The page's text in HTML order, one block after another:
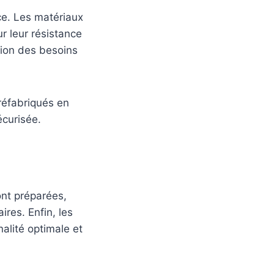
Les matériaux
leur résistance
des besoins
en
préparées,
Enfin, les
optimale et